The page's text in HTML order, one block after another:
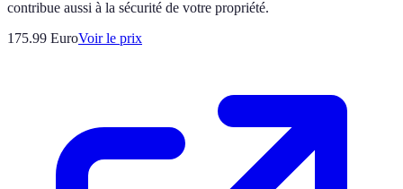
contribue aussi à la sécurité de votre propriété.
175.99 EuroVoir le prix